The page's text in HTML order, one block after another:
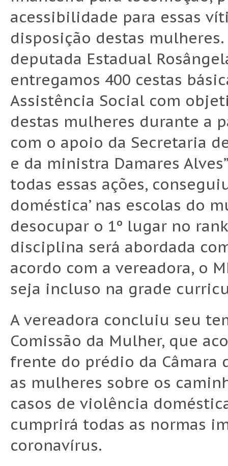
acessibilidade para essas
disposição destas
deputada Estadual
entregamos 400 cestas
Assistência Social com
destas mulheres durante a
com o apoio da Secretaria
e da ministra Damares
todas essas ações,
doméstica’ nas escolas do
desocupar o 1º lugar no
disciplina será abordada
acordo com a vereadora, o
seja incluso na grade
A vereadora concluiu seu
Comissão da Mulher, que
frente do prédio da Câmara
as mulheres sobre os
casos de violência
cumprirá todas as normas
coronavírus.